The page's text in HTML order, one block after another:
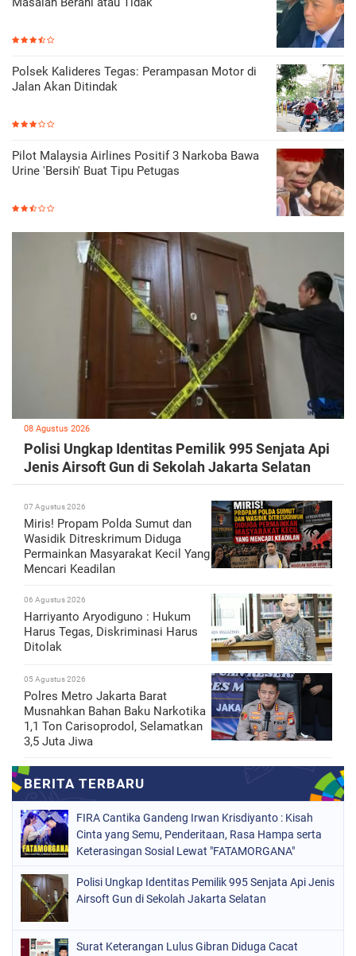
Polsek Kalideres Tegas: Perampasan Motor di
Jalan Akan Ditindak
Pilot Malaysia Airlines Positif 3 Narkoba Bawa
Urine 'Bersih' Buat Tipu Petugas
08 Agustus 2026
Polisi Ungkap Identitas Pemilik 995 Senjata Api
Jenis Airsoft Gun di Sekolah Jakarta Selatan
07 Agustus 2026
Miris! Propam Polda Sumut dan
Wasidik Ditreskrimum Diduga
Permainkan Masyarakat Kecil Yang
Mencari Keadilan
06 Agustus 2026
Harriyanto Aryodiguno : Hukum
Harus Tegas, Diskriminasi Harus
Ditolak
05 Agustus 2026
Polres Metro Jakarta Barat
Musnahkan Bahan Baku Narkotika
1,1 Ton Carisoprodol, Selamatkan
3,5 Juta Jiwa
FIRA Cantika Gandeng Irwan Krisdiyanto : Kisah
Cinta yang Semu, Penderitaan, Rasa Hampa serta
Keterasingan Sosial Lewat "FATAMORGANA"
Polisi Ungkap Identitas Pemilik 995 Senjata Api Jenis
Airsoft Gun di Sekolah Jakarta Selatan
Surat Keterangan Lulus Gibran Diduga Cacat